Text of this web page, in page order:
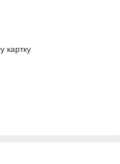
картку